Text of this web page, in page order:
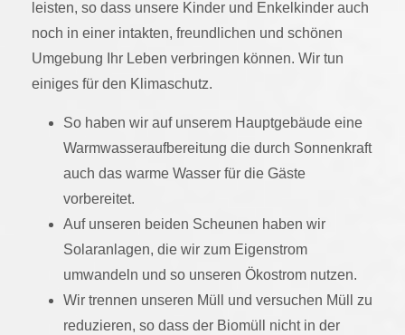
leisten, so dass unsere Kinder und Enkelkinder auch
noch in einer intakten, freundlichen und schönen
Umgebung Ihr Leben verbringen können. Wir tun
einiges für den Klimaschutz.
So haben wir auf unserem Hauptgebäude eine
Warmwasseraufbereitung die durch Sonnenkraft
auch das warme Wasser für die Gäste
vorbereitet.
Auf unseren beiden Scheunen haben wir
Solaranlagen, die wir zum Eigenstrom
umwandeln und so unseren Ökostrom nutzen.
Wir trennen unseren Müll und versuchen Müll zu
reduzieren, so dass der Biomüll nicht in der